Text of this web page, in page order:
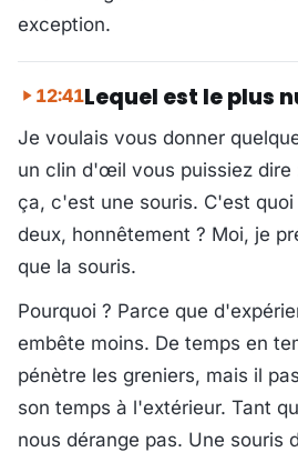
exception.
12:41Lequel est le plus
Je voulais vous donner
un clin d'œil vous puissiez dire
ça, c'est une souris. C'est
deux, honnêtement ? Moi, je
que la souris.
Pourquoi ? Parce que
embête moins. De temps en
pénètre les greniers, mais il
son temps à l'extérieur. Tant
nous dérange pas. Une souris